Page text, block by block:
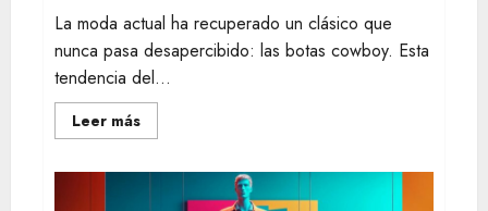
La moda actual ha recuperado un clásico que
nunca pasa desapercibido: las botas cowboy. Esta
tendencia del...
Leer másLeer
más
encontrar